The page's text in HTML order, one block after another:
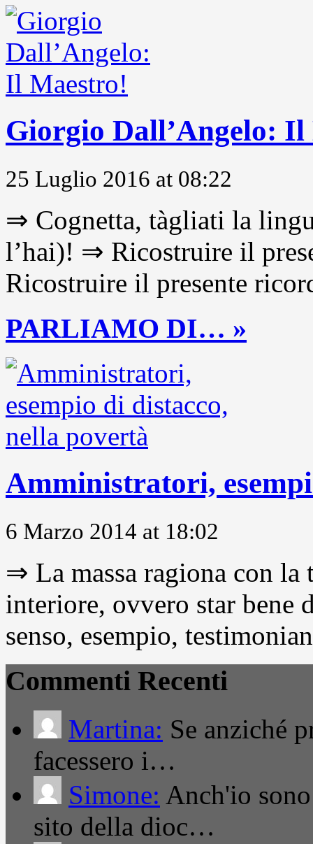
Giorgio Dall’Angelo:
25 Luglio 2016 at 08:22
⇒ Cognetta, tàgliati la
l’hai)! ⇒ Ricostruire il
Ricostruire il presente
PARLIAMO DI… »
Amministratori,
6 Marzo 2014 at 18:02
⇒ La massa ragiona con
interiore, ovvero star
senso, esempio,
Commenti Recenti
Martina: Se anziché
facessero i…
Simone: Anch'io
sito della dioc…